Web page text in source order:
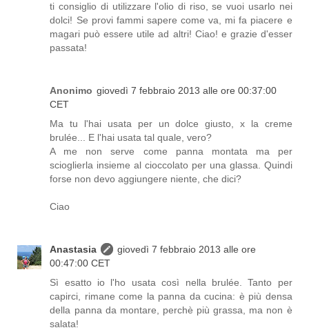
ti consiglio di utilizzare l'olio di riso, se vuoi usarlo nei
dolci! Se provi fammi sapere come va, mi fa piacere e
magari può essere utile ad altri! Ciao! e grazie d'esser
passata!
Anonimo giovedì 7 febbraio 2013 alle ore 00:37:00
CET
Ma tu l'hai usata per un dolce giusto, x la creme
brulée... E l'hai usata tal quale, vero?
A me non serve come panna montata ma per
scioglierla insieme al cioccolato per una glassa. Quindi
forse non devo aggiungere niente, che dici?
Ciao
Anastasia
giovedì 7 febbraio 2013 alle ore
00:47:00 CET
Sì esatto io l'ho usata così nella brulée. Tanto per
capirci, rimane come la panna da cucina: è più densa
della panna da montare, perchè più grassa, ma non è
salata!